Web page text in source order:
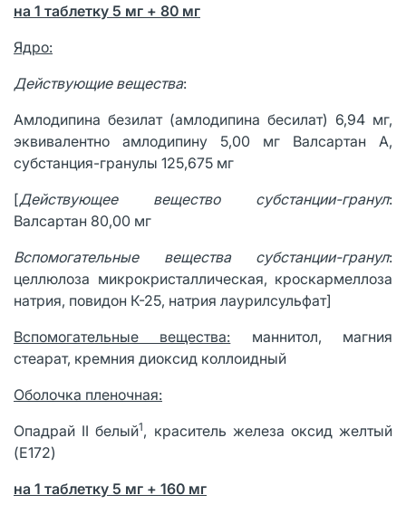
на 1 таблетку 5 мг + 80 мг
Ядро:
Действующие вещества:
Амлодипина безилат (амлодипина бесилат) 6,94 мг,
эквивалентно амлодипину 5,00 мг Валсартан А,
субстанция-гранулы 125,675 мг
[Действующее вещество субстанции-гранул:
Валсартан 80,00 мг
Вспомогательные вещества субстанции-гранул:
целлюлоза микрокристаллическая, кроскармеллоза
натрия, повидон К-25, натрия лаурилсульфат]
Вспомогательные вещества: маннитол, магния
стеарат, кремния диоксид коллоидный
Оболочка пленочная:
Опадрай II белый1, краситель железа оксид желтый
(E172)
на 1 таблетку 5 мг + 160 мг